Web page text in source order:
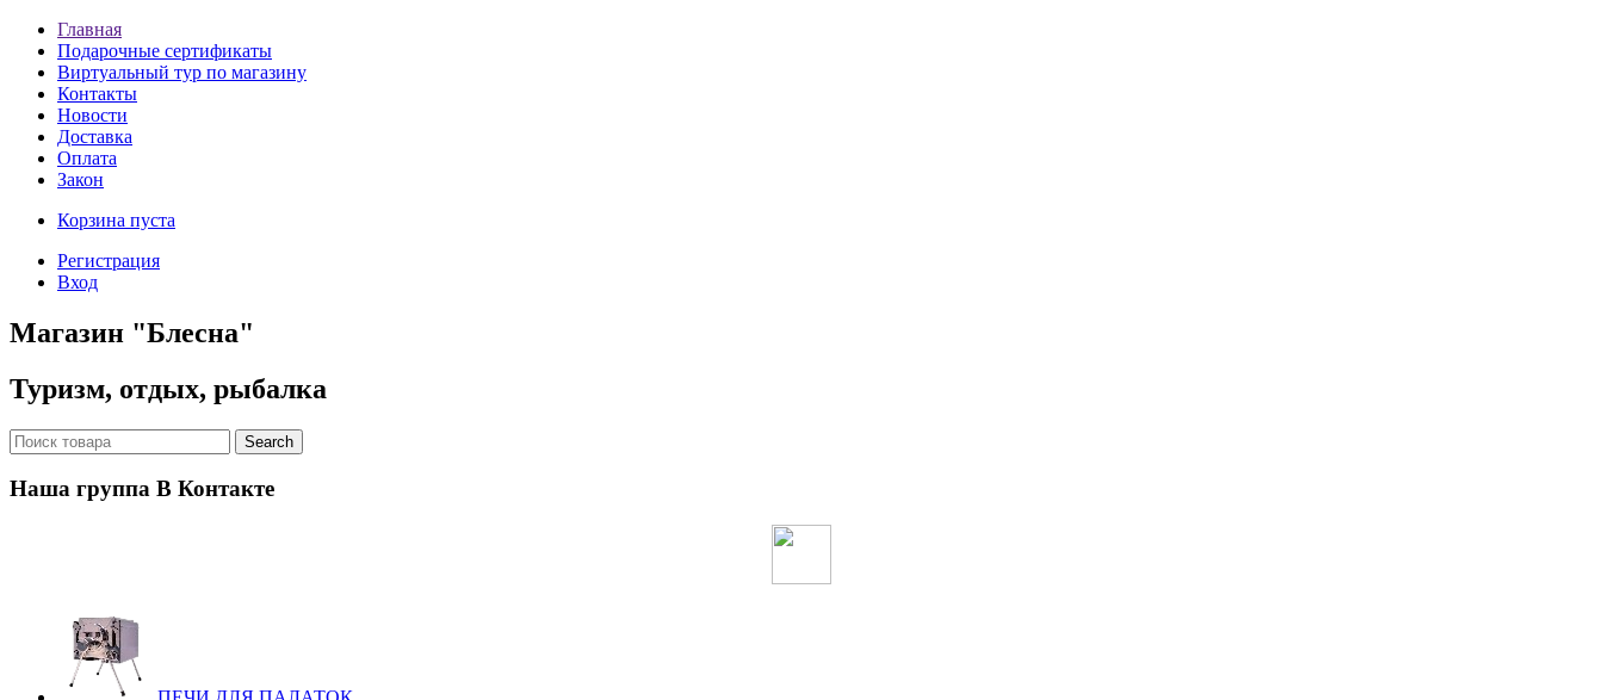
Главная
Подарочные сертификаты
Виртуальный тур по магазину
Контакты
Новости
Доставка
Оплата
Закон
Корзина пуста
Регистрация
Вход
Магазин "Блесна"
Туризм, отдых, рыбалка
Наша группа В Контакте